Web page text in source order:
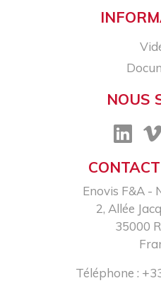
NOUS
Enovis F&A -
2, Allée
35000
Téléphone :